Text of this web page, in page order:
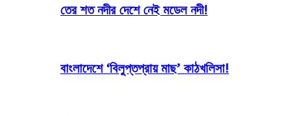
তের শত নদীর দেশে নেই মডেল নদী!
বাংলাদেশে ‘বিলুপ্তপ্রায় মাছ’ কাঠখলিসা!